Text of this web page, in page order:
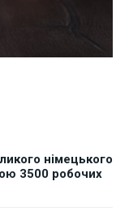
німецького
3500 робочих